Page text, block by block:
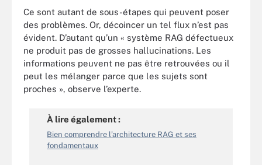
Ce sont autant de sous-étapes qui peuvent poser
des problèmes. Or, décoincer un tel flux n’est pas
évident. D’autant qu’un « système RAG défectueux
ne produit pas de grosses hallucinations. Les
informations peuvent ne pas être retrouvées ou il
peut les mélanger parce que les sujets sont
proches », observe l’experte.
À lire également :
Bien comprendre l’architecture RAG et ses
fondamentaux